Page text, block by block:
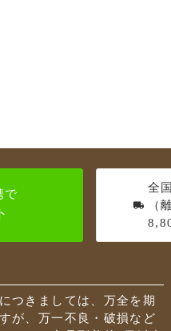
で
全
（
つきましては、万全を期
が、万一不良・破損など